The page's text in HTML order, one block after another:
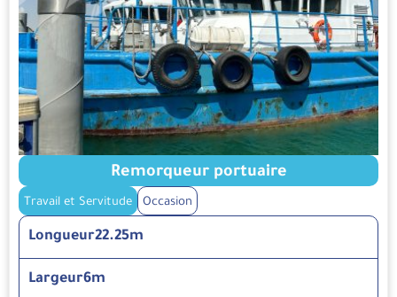
Remorqueur portuaire
Travail et Servitude Occasion
Longueur22.25m
Largeur6m